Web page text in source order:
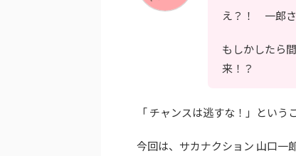
え？！ 一郎さ
もしかしたら
来！？
「 チャンスは逃すな！」とい
今回は、サカナクション 山口一